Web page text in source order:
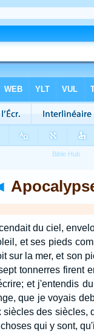
du ciel,
et ses pieds
sur la mer, et son
tonnerres firent
et j'entendis
que je voyais
des siècles,
qui y sont,